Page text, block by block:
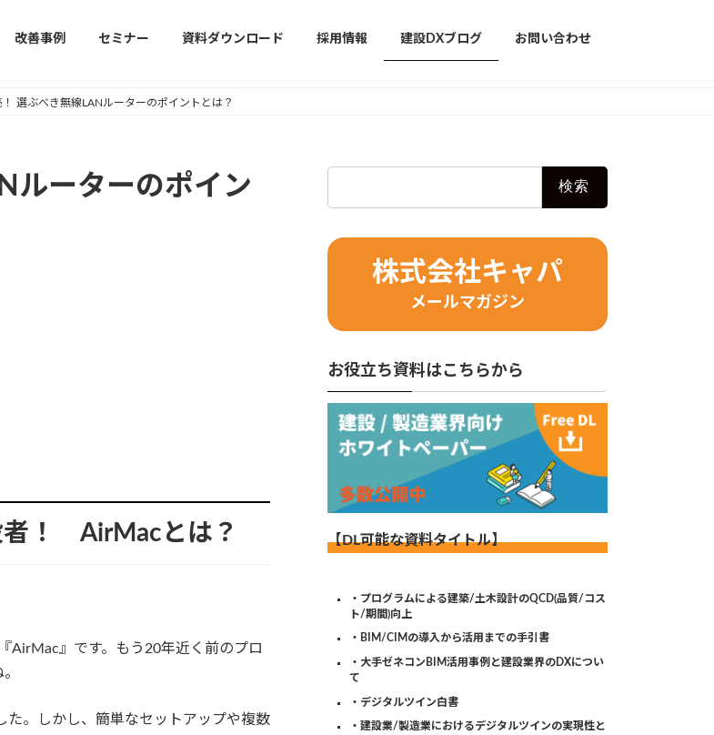
改善事例 セミナー 資料ダウンロード 採用情報 建設DXブログ お問い合わせ
選ぶべき無線LANルーターのポイントとは？
ルーターのポイン
者！ AirMacとは？
AirMac』です。もう20年近く前のプロ
。しかし、簡単なセットアップや複数
株式会社キャパ
メールマガジン
お役立ち資料はこちらから
【DL可能な資料タイトル】
・プログラムによる建築/土木設計のQCD(品質/コス
ト/期間)向上
・BIM/CIMの導入から活用までの手引書
・大手ゼネコンBIM活用事例と建設業界のDXについ
て
・デジタルツイン白書
・建設業/製造業におけるデジタルツインの実現性と